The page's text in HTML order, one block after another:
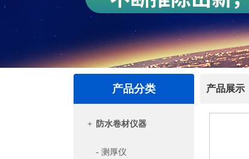
产品分类
+ 防水卷材仪器
- 测厚仪
产品展示